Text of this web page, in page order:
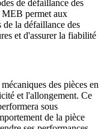
de défaillance des
permet aux
la défaillance des
et d'assurer la fiabilité
des pièces en
et l'allongement. Ce
sous
de la pièce